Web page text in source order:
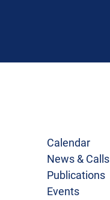
Calendar
News & Calls
Publications
Events